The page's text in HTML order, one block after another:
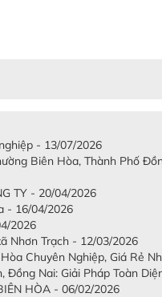
- 13/07/2026
Biên Hòa, Thành Phố
TY - 20/04/2026
- 16/04/2026
2026
Nhơn Trạch - 12/03/2026
Chuyên Nghiệp, Giá Rẻ
Đồng Nai: Giải Pháp Toàn
HÒA - 06/02/2026